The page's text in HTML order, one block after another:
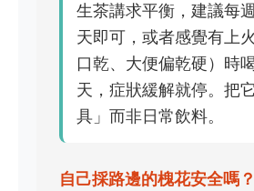
生茶講求平衡，建議每
天即可，或者感覺有上
口乾、大便偏乾硬）時
天，症狀緩解就停。把
具」而非日常飲料。
自己採路邊的槐花安全嗎？